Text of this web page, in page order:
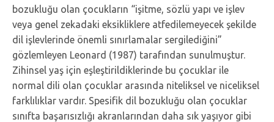
bozukluğu olan çocukların “işitme, sözlü yapı ve işlev
veya genel zekadaki eksikliklere atfedilemeyecek şekilde
dil işlevlerinde önemli sınırlamalar sergilediğini”
gözlemleyen Leonard (1987) tarafından sunulmuştur.
Zihinsel yaş için eşleştirildiklerinde bu çocuklar ile
normal dili olan çocuklar arasında niteliksel ve niceliksel
farklılıklar vardır. Spesifik dil bozukluğu olan çocuklar
sınıfta başarısızlığı akranlarından daha sık yaşıyor gibi